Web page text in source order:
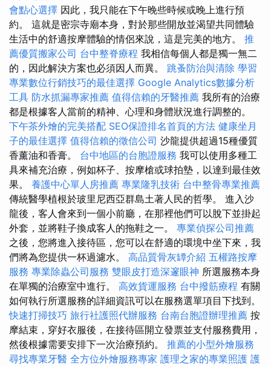
會點心選擇 因此，我只能在下午晚些時候或晚上進行預
約。 這就是密宗寺廟本身，對於那些開放並渴望共同體驗
生活中的舒適按摩體驗的情侶來說，這是完美的地方。 推
薦優質搬家公司 台中整脊療程 我相信每個人都是獨一無二
的，因此解決方案也必須因人而異。 跳蚤防治與清除 學習
專業數位行銷技巧的最佳選擇 Google Analytics數據分析
工具 防水抓漏專家推薦 值得信賴的牙醫推薦 我所有的治療
都是根據客人當前的精神、心理和身體狀況進行調整的。
下午茶外燴的完美搭配 SEO保證排名首頁的方法 健康坐月
子的最佳選擇 值得信賴的徵信公司 沙龍提供超過15種優質
香薰油和香膏。 台中地區的台胞證服務 我可以使用多種工
具來補充治療，例如杯子、按摩槍或球拍墊，以達到最佳效
果。 養護中心單人房推薦 專業隆乳技術 台中整骨專業推薦
傳統醫學植根於玻里尼西亞群島土著人民的哲學。 進入沙
龍後，客人會來到一個小前廳，在那裡他們可以脫下並掛起
外套，並將鞋子換成客人的拖鞋之一。 專業偵探公司推薦
之後，您將進入接待區，您可以在舒適的環境中坐下來，我
們將為您提供一杯過濾水。 高品質骨灰罈介紹 五權路按摩
服務 專業除蟲公司服務 雙眼皮打造深邃眼神 所選服務本身
在單獨的治療室中進行。 高效貨運服務 台中撥筋療程 有關
如何執行所選服務的詳細資訊可以在服務選單項目下找到。
快速打掃技巧 旅行社護照代辦服務 台南台胞證辦理推薦 按
摩結束，穿好衣服後，在接待區開立發票並支付服務費用，
然後根據需要安排下一次治療預約。 推薦的小型外燴服務
尋找專業牙醫 全方位外燴服務專家 護理之家的專業照護 護